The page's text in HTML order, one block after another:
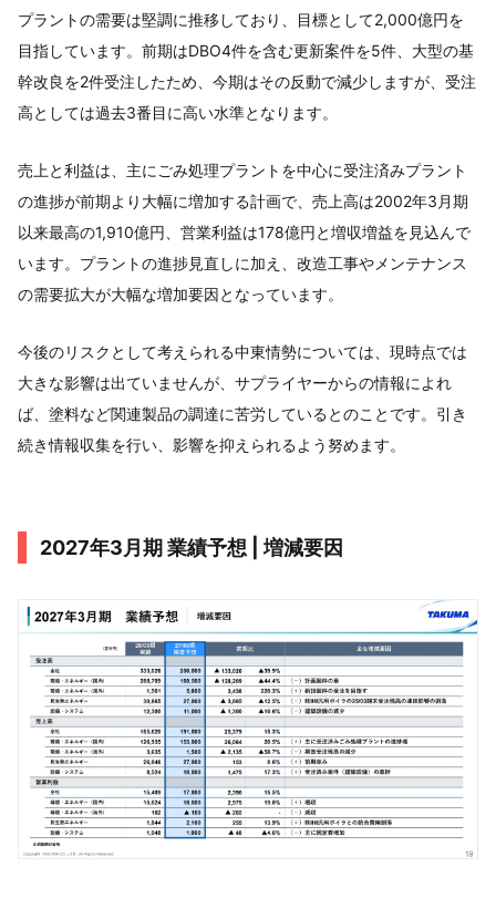
プラントの需要は堅調に推移しており、目標として2,000億円を
目指しています。前期はDBO4件を含む更新案件を5件、大型の基
幹改良を2件受注したため、今期はその反動で減少しますが、受注
高としては過去3番目に高い水準となります。
売上と利益は、主にごみ処理プラントを中心に受注済みプラント
の進捗が前期より大幅に増加する計画で、売上高は2002年3月期
以来最高の1,910億円、営業利益は178億円と増収増益を見込んで
います。プラントの進捗見直しに加え、改造工事やメンテナンス
の需要拡大が大幅な増加要因となっています。
今後のリスクとして考えられる中東情勢については、現時点では
大きな影響は出ていませんが、サプライヤーからの情報によれ
ば、塗料など関連製品の調達に苦労しているとのことです。引き
続き情報収集を行い、影響を抑えられるよう努めます。
2027年3月期 業績予想 | 増減要因